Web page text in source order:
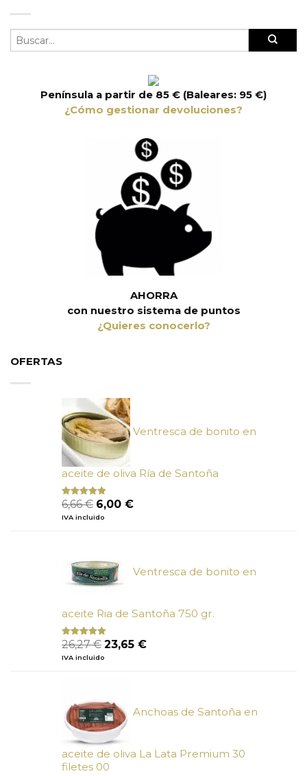
Península a partir de 85 € (Baleares: 95 €)
¿Cómo gestionar devoluciones?
AHORRA
con nuestro sistema de puntos
¿Quieres conocerlo?
OFERTAS
Ventresca de bonito en
aceite de oliva Ría de Santoña
Valorado
con
de 5
6,66€ El
precio
6,00 €El
IVA incluido
Ventresca de bonito en
aceite Ria de Santoña 750 gr.
Valorado
con
5
26,27€ El
precio
23,65 €El
IVA incluido
Anchoas de Santoña en
aceite de oliva La Lata Premium 30
filetes 00